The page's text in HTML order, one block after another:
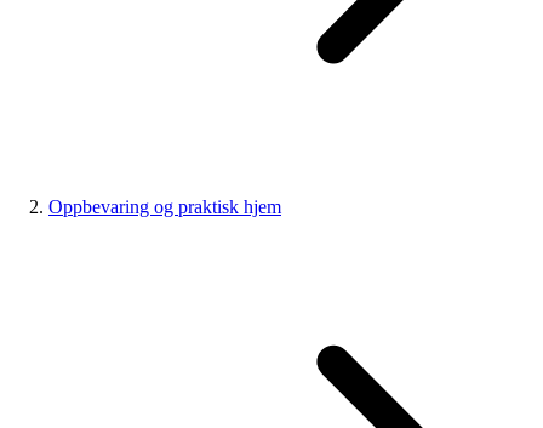
Oppbevaring og praktisk hjem